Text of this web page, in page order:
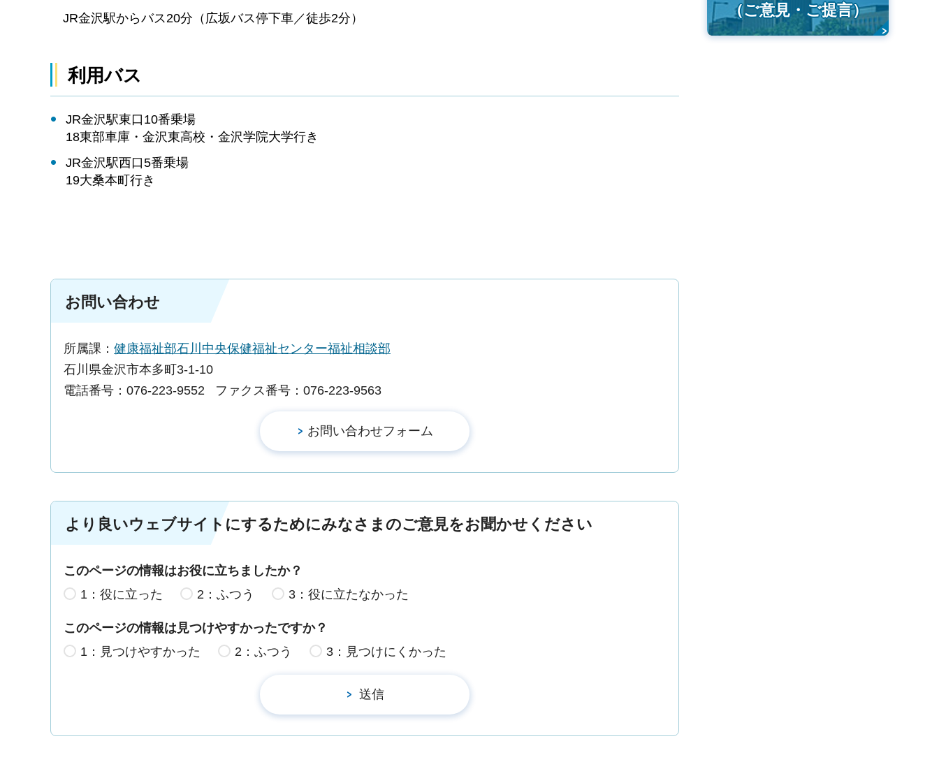
JR金沢駅からバス20分（広坂バス停下車／徒歩2分）
利用バス
JR金沢駅東口10番乗場
18東部車庫・金沢東高校・金沢学院大学行き
JR金沢駅西口5番乗場
19大桑本町行き
お問い合わせ
所属課： 健康福祉部石川中央保健福祉センター福祉相談部
石川県金沢市本多町3-1-10
電話番号：076-223-9552
ファクス番号：076-223-9563
より良いウェブサイトにするためにみなさまのご意見をお聞かせください
このページの情報はお役に立ちましたか？
1：役に立った
2：ふつう 3：役に立たなかった
このページの情報は見つけやすかったですか？
1：見つけやすかった
2：ふつう 3：見つけにくかった
（ご意見・ご提言）